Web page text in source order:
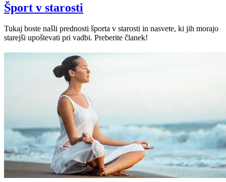
Šport v starosti
Tukaj boste našli prednosti športa v starosti in nasvete, ki jih morajo
starejši upoštevati pri vadbi. Preberite članek!